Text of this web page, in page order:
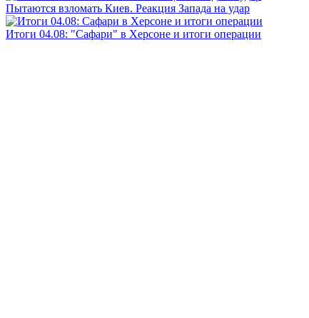
Пытаются взломать Киев. Реакция Запада на удар
Итоги 04.08: "Сафари" в Херсоне и итоги операции